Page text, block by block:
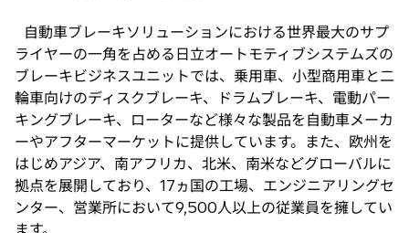
自動車ブレーキソリューションにおける世界最大のサプ
ライヤーの一角を占める日立オートモティブシステムズの
ブレーキビジネスユニットでは、乗用車、小型商用車と二
輪車向けのディスクブレーキ、ドラムブレーキ、電動パー
キングブレーキ、ローターなど様々な製品を自動車メーカ
ーやアフターマーケットに提供しています。また、欧州を
はじめアジア、南アフリカ、北米、南米などグローバルに
拠点を展開しており、17ヵ国の工場、エンジニアリングセ
ンター、営業所において9,500人以上の従業員を擁してい
ます。